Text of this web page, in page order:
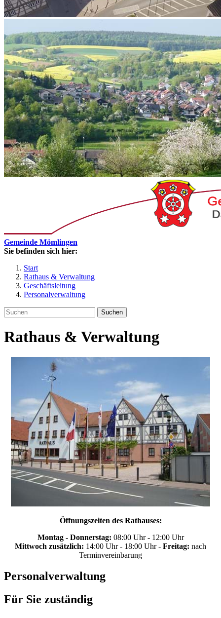
Gemeinde Mömlingen
Sie befinden sich hier:
Start
Rathaus & Verwaltung
Geschäftsleitung
Personalverwaltung
Suchen
Rathaus & Verwaltung
Öffnungszeiten des Rathauses:
Montag - Donnerstag: 08:00 Uhr - 12:00 Uhr
Mittwoch zusätzlich: 14:00 Uhr - 18:00 Uhr - Freitag: nach
Terminvereinbarung
Personalverwaltung
Für Sie zuständig